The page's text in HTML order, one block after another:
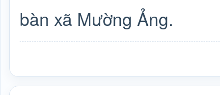
bàn xã Mường Ảng.